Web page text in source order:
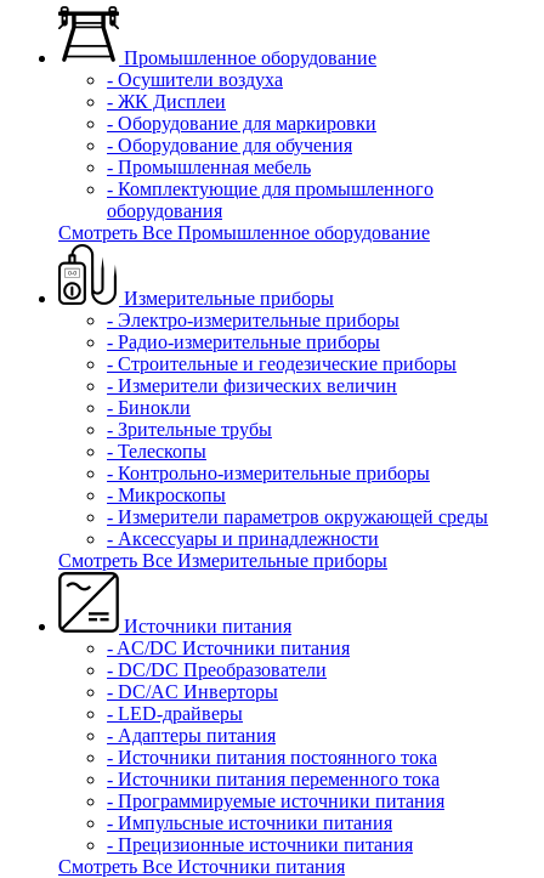
Промышленное оборудование
- Осушители воздуха
- ЖК Дисплеи
- Оборудование для маркировки
- Оборудование для обучения
- Промышленная мебель
- Комплектующие для промышленного
оборудования
Смотреть Все Промышленное оборудование
Измерительные приборы
- Электро-измерительные приборы
- Радио-измерительные приборы
- Строительные и геодезические приборы
- Измерители физических величин
- Бинокли
- Зрительные трубы
- Телескопы
- Контрольно-измерительные приборы
- Микроскопы
- Измерители параметров окружающей среды
- Аксессуары и принадлежности
Смотреть Все Измерительные приборы
Источники питания
- AC/DC Источники питания
- DC/DC Преобразователи
- DC/AC Инверторы
- LED-драйверы
- Адаптеры питания
- Источники питания постоянного тока
- Источники питания переменного тока
- Программируемые источники питания
- Импульсные источники питания
- Прецизионные источники питания
Смотреть Все Источники питания